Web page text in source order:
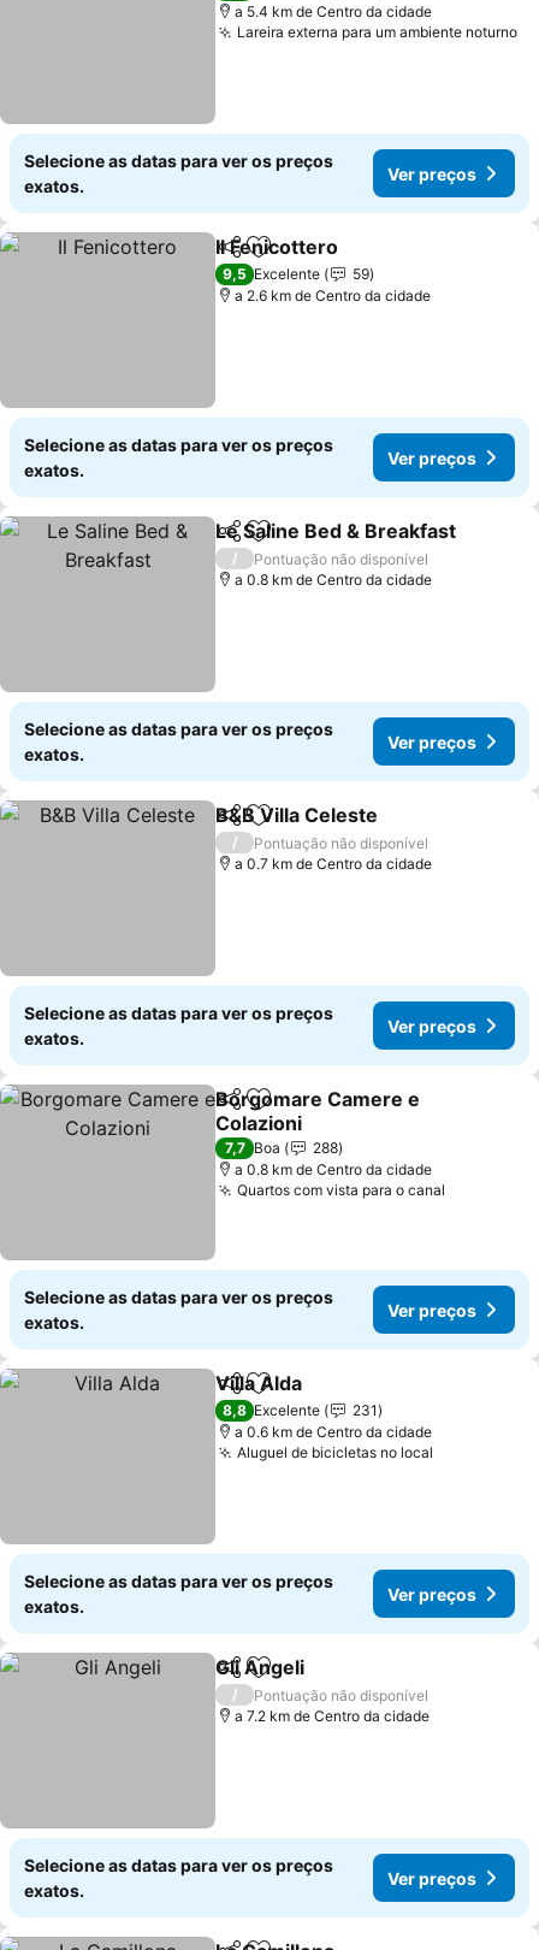
a 5.4 km de Centro da cidade
Lareira externa para um ambiente noturno
Selecione as datas para ver os preços
exatos.
Ver preços
PartilharAdicionar aos favoritos
Il Fenicottero
9,5 Excelente
59
a 2.6 km de Centro da cidade
Selecione as datas para ver os preços
exatos.
Ver preços
PartilharAdicionar aos favoritos
Le Saline Bed & Breakfast
/
Pontuação não disponível
a 0.8 km de Centro da cidade
Selecione as datas para ver os preços
exatos.
Ver preços
PartilharAdicionar aos favoritos
B&B Villa Celeste
/
Pontuação não disponível
a 0.7 km de Centro da cidade
Selecione as datas para ver os preços
exatos.
Ver preços
PartilharAdicionar aos favoritos
Borgomare Camere e
Colazioni
Ver preços
7,7 Boa
288
a 0.8 km de Centro da cidade
Quartos com vista para o canal
Selecione as datas para ver os preços
exatos.
Ver preços
PartilharAdicionar aos favoritos
Villa Alda
8,8 Excelente
231
a 0.6 km de Centro da cidade
Aluguel de bicicletas no local
Selecione as datas para ver os preços
exatos.
Ver preços
PartilharAdicionar aos favoritos
Gli Angeli
/
Pontuação não disponível
a 7.2 km de Centro da cidade
Selecione as datas para ver os preços
exatos.
Ver preços